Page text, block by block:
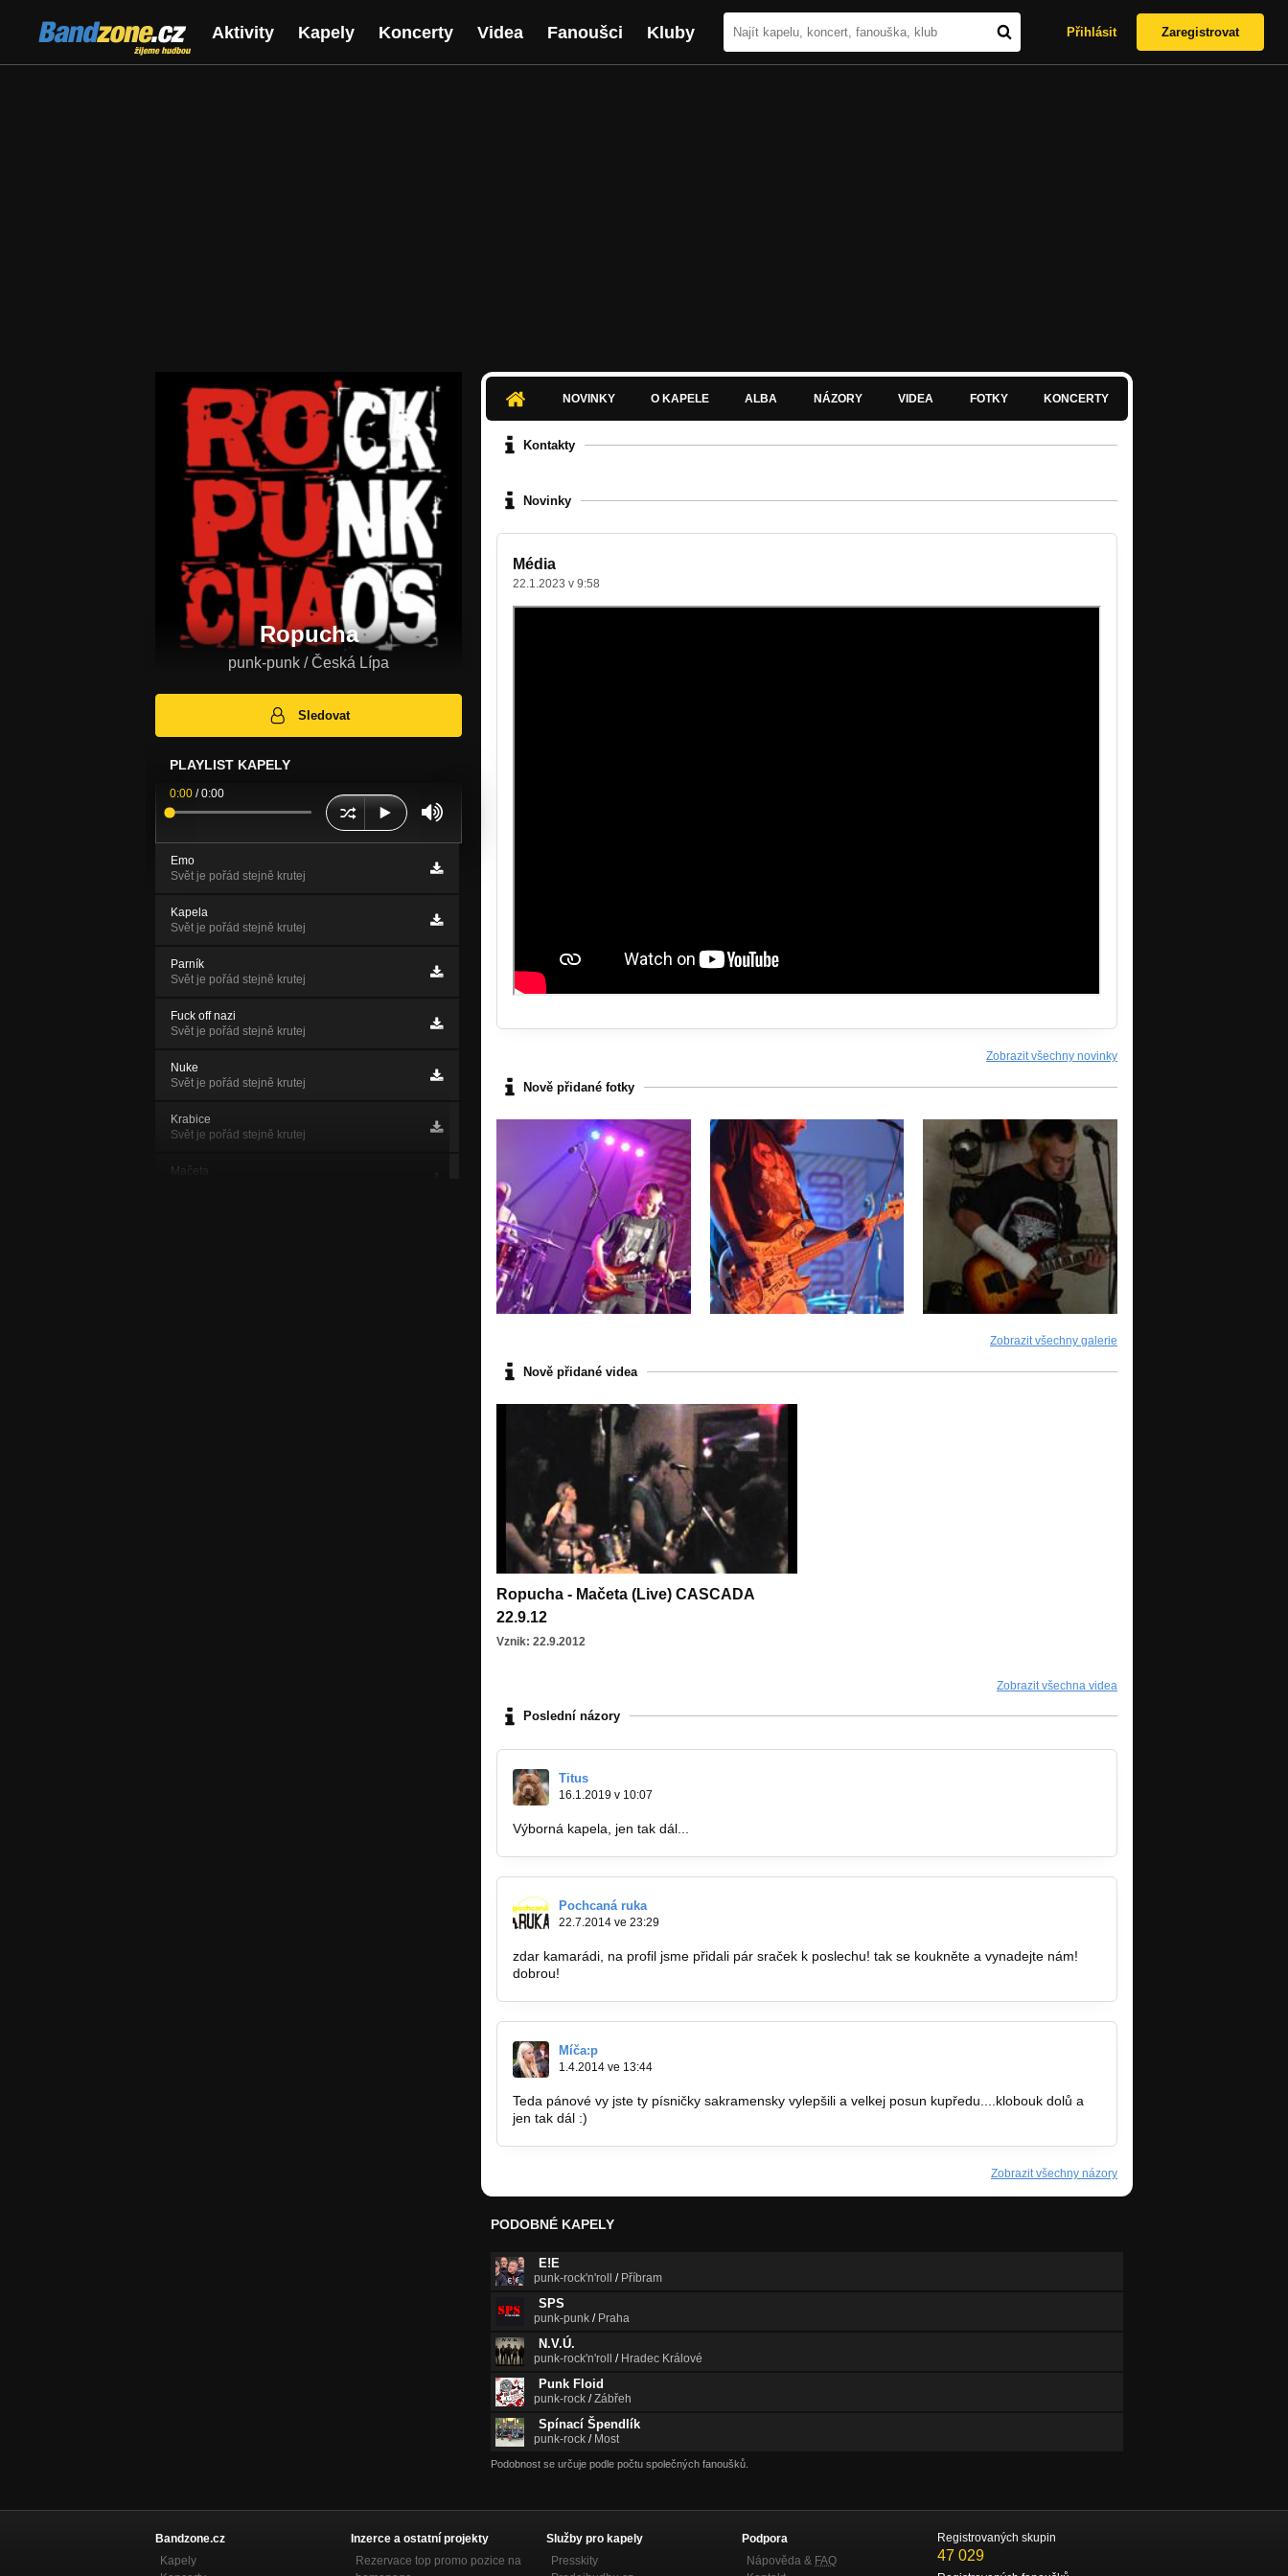
Bandzone.cz
žijeme hudbou
Aktivity Kapely Koncerty Videa Fanoušci Kluby Přihlásit Zaregistrovat
Ropucha
punk-punk / Česká Lípa
Sledovat
PLAYLIST KAPELY
0:00 /0:00
Emo
Svět je pořád stejně krutej
Kapela
Svět je pořád stejně krutej
Parník
Svět je pořád stejně krutej
Fuck off nazi
Svět je pořád stejně krutej
Nuke
Svět je pořád stejně krutej
Krabice
Svět je pořád stejně krutej
Mačeta
NOVINKY O KAPELE ALBA NÁZORY VIDEA FOTKY KONCERTY
Kontakty
Novinky
Média
22.1.2023 v 9:58
Zobrazit všechny novinky
Nově přidané fotky
Zobrazit všechny galerie
Nově přidané videa
Ropucha - Mačeta (Live) CASCADA
22.9.12
Vznik: 22.9.2012
Zobrazit všechna videa
Poslední názory
Titus
16.1.2019 v 10:07
Výborná kapela, jen tak dál...
Pochcaná ruka
22.7.2014 ve 23:29
zdar kamarádi, na profil jsme přidali pár sraček k poslechu! tak se koukněte a vynadejte nám!
dobrou!
Míča:p
1.4.2014 ve 13:44
Teda pánové vy jste ty písničky sakramensky vylepšili a velkej posun kupředu....klobouk dolů a
jen tak dál :)
Zobrazit všechny názory
PODOBNÉ KAPELY
E!E
punk-rock'n'roll / Příbram
SPS
punk-punk / Praha
N.V.Ú.
punk-rock'n'roll / Hradec Králové
Punk Floid
punk-rock /Zábřeh
Spínací Špendlík
punk-rock / Most
Podobnost se určuje podle počtu společných fanoušků.
Bandzone.cz
Kapely
Inzerce a ostatní projekty
Rezervace top promo pozice na
Služby pro kapely
Presskity
Podpora
Nápověda & FAQ
Registrovaných skupin
47 029